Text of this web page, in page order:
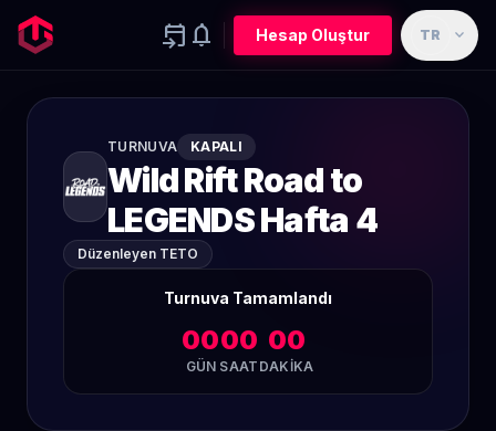
event_upcoming notifications Hesap Oluştur TR expand_more
TURNUVA KAPALI
Wild Rift Road to
LEGENDS Hafta 4
Düzenleyen TETO
Turnuva Tamamlandı
00
GÜN
00
SAAT
00
DAKIKA